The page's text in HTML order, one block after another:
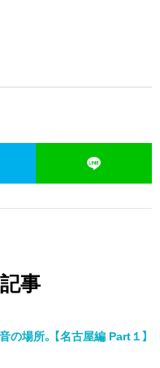
事
の場所。【名古屋編 Part１】